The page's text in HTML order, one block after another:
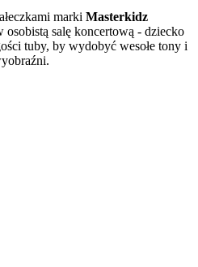
marki Masterkidz
salę koncertową - dziecko
tuby, by wydobyć wesołe tony i